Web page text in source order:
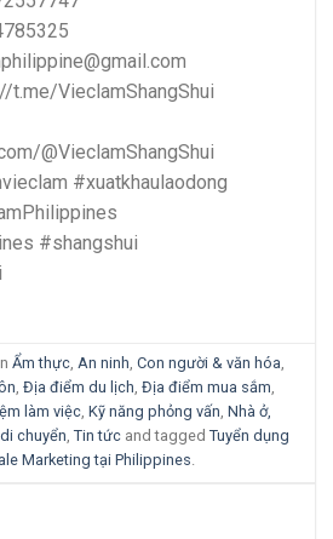
t.me/VieclamShangShui
@VieclamShangShui
#xuatkhaulaodong
#shangshui
Ẩm thực, An ninh, Con người & văn hóa,
, Địa điểm du lịch, Địa điểm mua sắm,
làm việc, Kỹ năng phỏng vấn, Nhà ở,
chuyển, Tin tức and tagged Tuyển dụng
Marketing tại Philippines.